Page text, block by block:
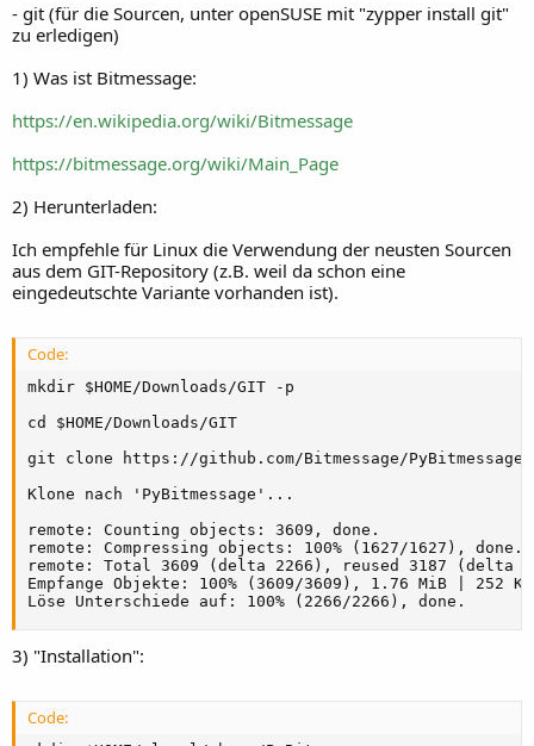
- git (für die Sourcen, unter openSUSE mit "zypper install git"
zu erledigen)
1) Was ist Bitmessage:
https://en.wikipedia.org/wiki/Bitmessage
https://bitmessage.org/wiki/Main_Page
2) Herunterladen:
Ich empfehle für Linux die Verwendung der neusten Sourcen
aus dem GIT-Repository (z.B. weil da schon eine
eingedeutschte Variante vorhanden ist).
Code:
mkdir $HOME/Downloads/GIT -p
cd $HOME/Downloads/GIT
git clone https://github.com/Bitmessage/PyBitmessage
Klone nach 'PyBitmessage'...
remote: Counting objects: 3609, done.
remote: Compressing objects: 100% (1627/1627), done.
remote: Total 3609 (delta 2266), reused 3187 (delta
Empfange Objekte: 100% (3609/3609), 1.76 MiB | 252
Löse Unterschiede auf: 100% (2266/2266), done.
3) "Installation":
Code: